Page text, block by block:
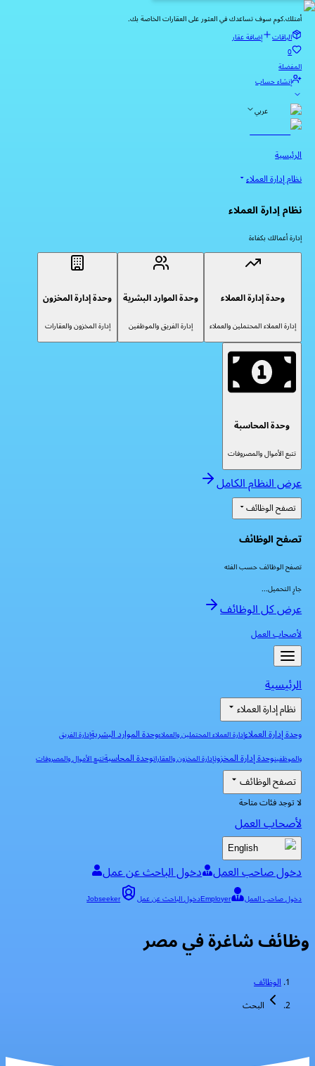
أمتلك.كوم سوف تساعدك في العثور على العقارات الخاصة بك.
الباقات
إضافة عقار
0
المفضلة
إنشاء حساب
عربي
الرئيسية
نظام إدارة العملاء
نظام إدارة العملاء
إدارة أعمالك بكفاءة
وحدة إدارة العملاء
إدارة العملاء المحتملين والعملاء
وحدة الموارد البشرية
إدارة الفريق والموظفين
وحدة إدارة المخزون
إدارة المخزون والعقارات
وحدة المحاسبة
تتبع الأموال والمصروفات
عرض النظام الكامل
تصفح الوظائف
تصفح الوظائف
تصفح الوظائف حسب الفئه
جارٍ التحميل...
عرض كل الوظائف
لأصحاب العمل
الرئيسية
نظام إدارة العملاء
وحدة إدارة العملاءإدارة العملاء المحتملين والعملاءوحدة الموارد البشريةإدارة الفريق
والموظفينوحدة إدارة المخزونإدارة المخزون والعقاراتوحدة المحاسبةتتبع الأموال والمصروفات
تصفح الوظائف
لا توجد فئات متاحة
لأصحاب العمل
English
دخول صاحب العمل دخول الباحث عن عمل
دخول صاحب العمل Employerدخول الباحث عن عمل Jobseeker
وظائف شاغرة في مصر
الوظائف
البحث